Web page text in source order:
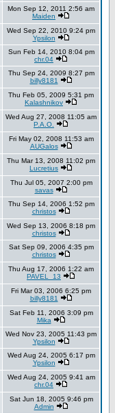
Mon Sep 12, 2011 2:56 am
Maiden
Wed Sep 22, 2010 9:24 pm
Ypsilon
Sun Feb 14, 2010 8:04 pm
chr.04
Thu Sep 24, 2009 8:27 pm
billy8181
Thu Feb 05, 2009 5:31 pm
Kalashnikov
Wed Aug 27, 2008 11:05 am
P.A.O.
Fri May 02, 2008 11:53 am
AUGalos
Thu Mar 13, 2008 11:02 pm
Lucretius
Thu Jul 05, 2007 2:00 pm
savas
Thu Sep 14, 2006 1:52 pm
christos
Wed Sep 13, 2006 8:18 pm
christos
Sat Sep 09, 2006 4:35 pm
christos
Thu Aug 17, 2006 1:22 am
PAVEL_13
Fri Mar 03, 2006 6:25 pm
billy8181
Sat Feb 11, 2006 3:09 pm
Mika
Wed Nov 23, 2005 11:43 pm
Ypsilon
Wed Aug 24, 2005 6:17 pm
Ypsilon
Wed Aug 24, 2005 9:41 am
chr.04
Sat Jun 18, 2005 9:46 pm
Admin